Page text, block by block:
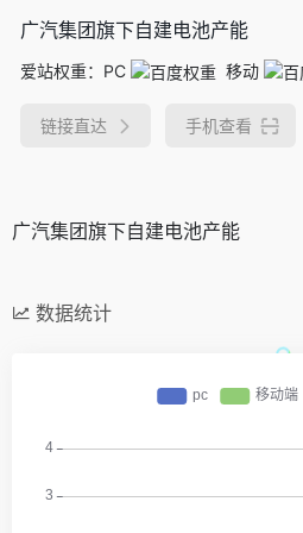
广汽集团旗下自建电池产能
爱站权重： PC 移动
链接直达 手机查看
广汽集团旗下自建电池产能
数据统计